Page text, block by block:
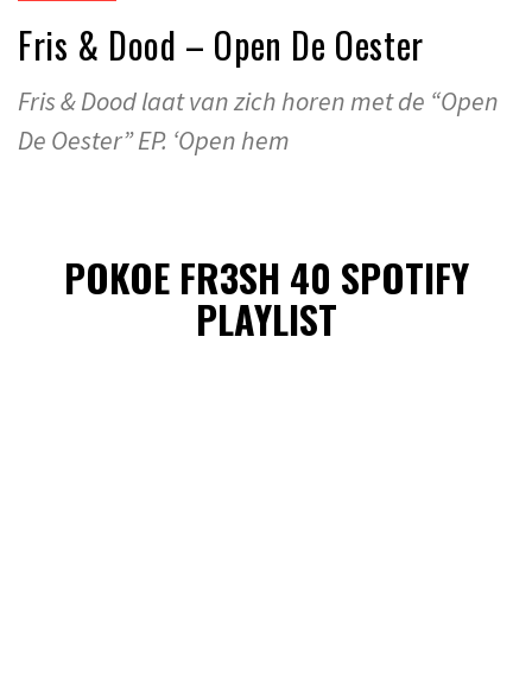
Fris & Dood – Open De Oester
Fris & Dood laat van zich horen met de “Open
De Oester” EP. ‘Open hem
POKOE FR3SH 40 SPOTIFY
PLAYLIST